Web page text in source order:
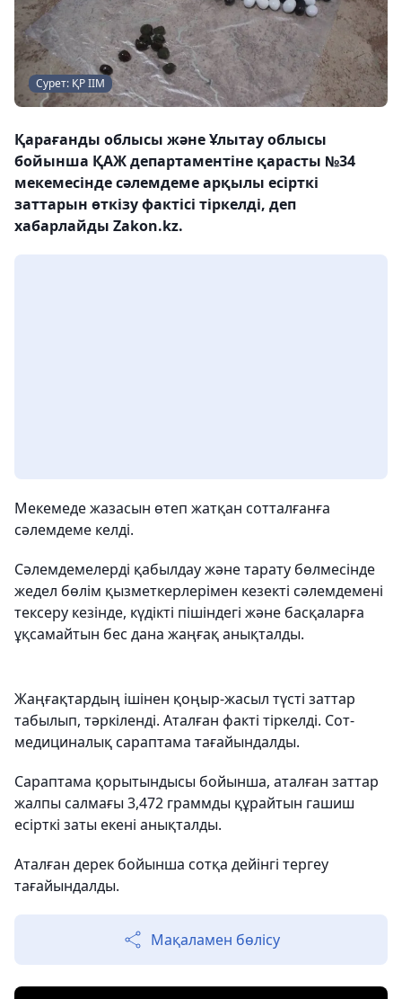
Сурет: ҚР ІІМ
Қарағанды облысы және Ұлытау облысы
бойынша ҚАЖ департаментіне қарасты №34
мекемесінде сәлемдеме арқылы есірткі
заттарын өткізу фактісі тіркелді, деп
хабарлайды Zakon.kz.
Мекемеде жазасын өтеп жатқан сотталғанға
сәлемдеме келді.
Сәлемдемелерді қабылдау және тарату бөлмесінде
жедел бөлім қызметкерлерімен кезекті сәлемдемені
тексеру кезінде, күдікті пішіндегі және басқаларға
ұқсамайтын бес дана жаңғақ анықталды.
Жаңғақтардың ішінен қоңыр-жасыл түсті заттар
табылып, тәркіленді. Аталған факті тіркелді. Сот-
медициналық сараптама тағайындалды.
Сараптама қорытындысы бойынша, аталған заттар
жалпы салмағы 3,472 граммды құрайтын гашиш
есірткі заты екені анықталды.
Аталған дерек бойынша сотқа дейінгі тергеу
тағайындалды.
Мақаламен бөлісу